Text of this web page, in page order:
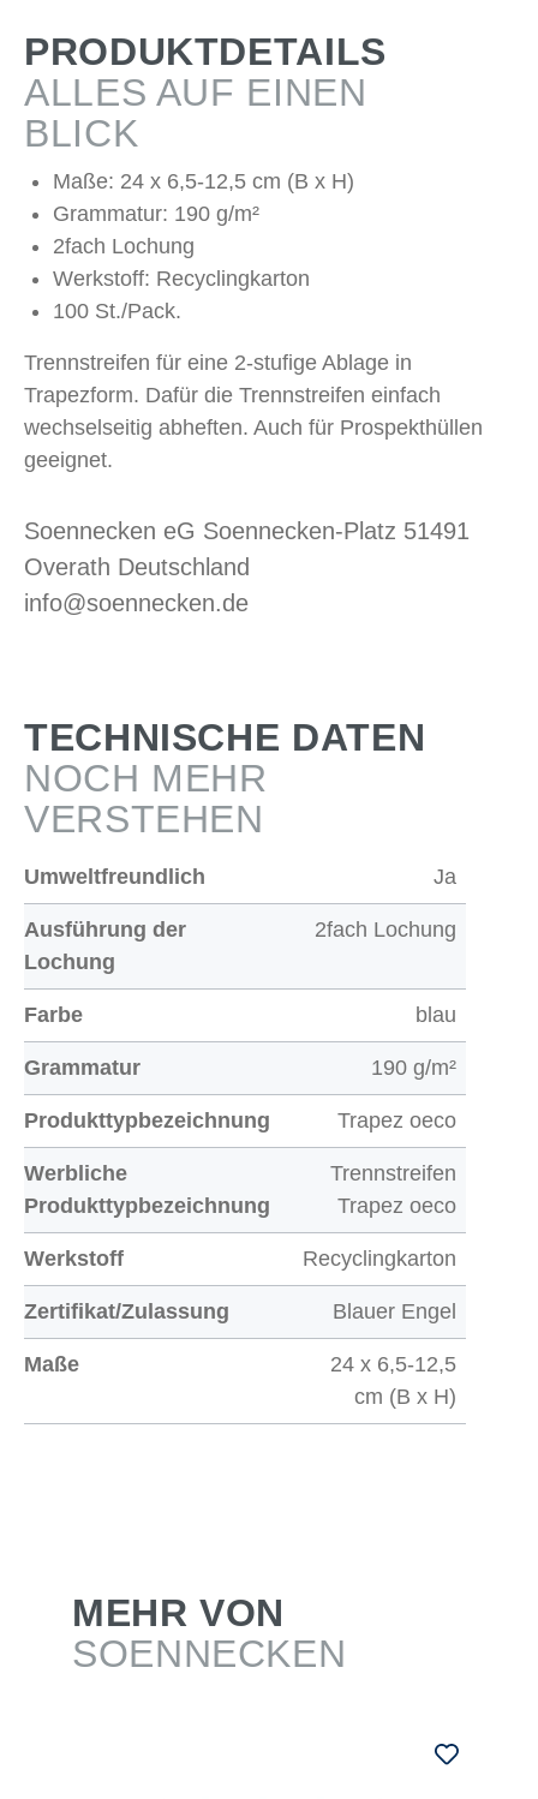
PRODUKTDETAILS
ALLES AUF EINEN
BLICK
Maße: 24 x 6,5-12,5 cm (B x H)
Grammatur: 190 g/m²
2fach Lochung
Werkstoff: Recyclingkarton
100 St./Pack.
Trennstreifen für eine 2-stufige Ablage in
Trapezform. Dafür die Trennstreifen einfach
wechselseitig abheften. Auch für Prospekthüllen
geeignet.
Soennecken eG Soennecken-Platz 51491
Overath Deutschland
info@soennecken.de
TECHNISCHE DATEN
NOCH MEHR
VERSTEHEN
Umweltfreundlich Ja
Ausführung der
Lochung
2fach Lochung
Farbe blau
Grammatur 190 g/m²
Produkttypbezeichnung Trapez oeco
Werbliche
Produkttypbezeichnung
Trennstreifen
Trapez oeco
Werkstoff Recyclingkarton
Zertifikat/Zulassung Blauer Engel
Maße
24 x 6,5-12,5
cm (B x H)
MEHR VON
SOENNECKEN